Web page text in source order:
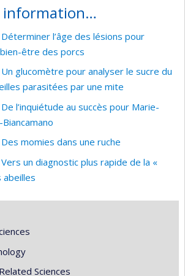
information…
l’âge des lésions pour
être des porcs
glucomètre pour analyser le sucre du
parasitées par une mite
l’inquiétude au succès pour Marie-
momies dans une ruche
un diagnostic plus rapide de la «
abeilles
Sciences